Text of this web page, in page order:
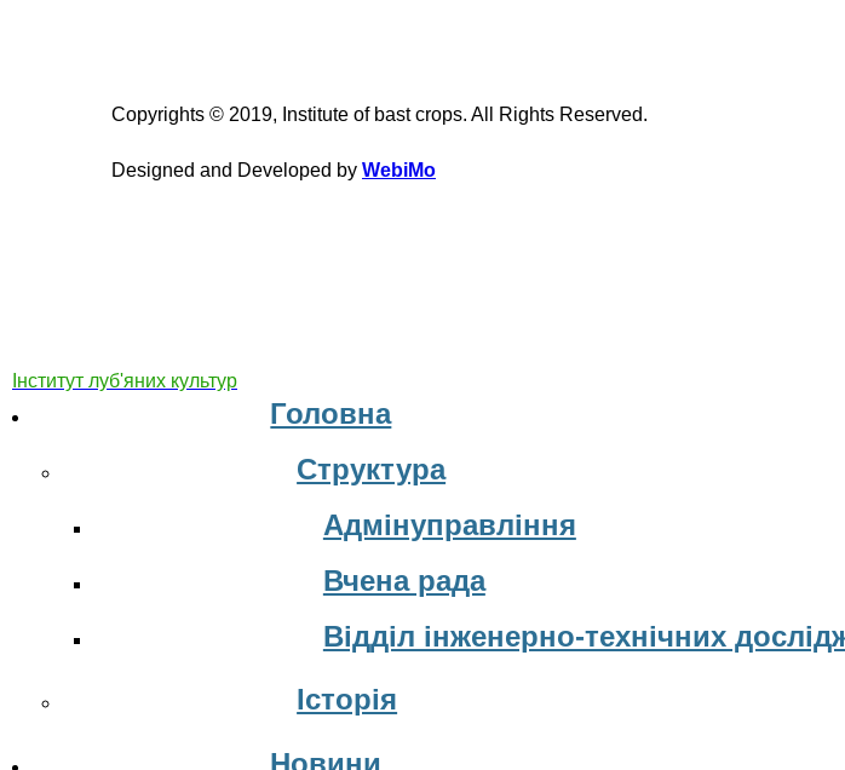
Copyrights © 2019, Institute of bast crops. All Rights Reserved.
Designed and Developed by WebiMo
Інститут луб'яних культур
Головна
Структура
Адмінуправління
Вчена рада
Відділ інженерно-технічних
Історія
Новини